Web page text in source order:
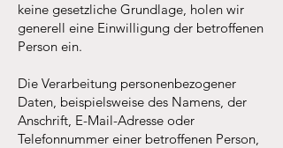
keine gesetzliche Grundlage, holen wir
generell eine Einwilligung der betroffenen
Person ein.
Die Verarbeitung personenbezogener
Daten, beispielsweise des Namens, der
Anschrift, E-Mail-Adresse oder
Telefonnummer einer betroffenen Person,